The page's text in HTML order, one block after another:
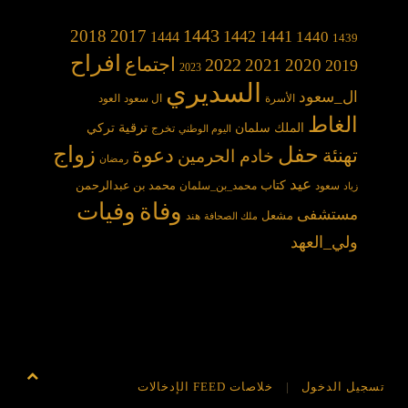
1440
1441
1442
1443
1444
2017
2018
2020
2021
2022
2023 اجتماعافراح
ال_سعود الأسرة السديري ال سعود العود
الملك سلمان اليوم الوطني تخرج ترقية تركي
حفل خادم الحرميندعوة رمضان زواج
عيد كتاب محمد_بن_سلمان محمد بن عبدالرحمن
مستشفى مشعل ملك الصحافة هند وفاة وفيات
ولي_العهد
الدخول خلاصات FEED الإدخالات